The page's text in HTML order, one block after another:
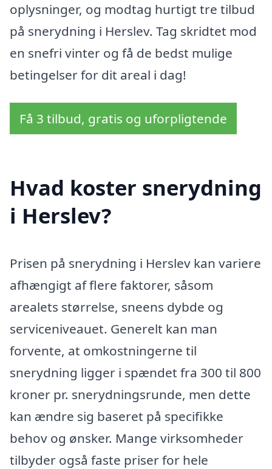
oplysninger, og modtag hurtigt tre tilbud
på snerydning i Herslev. Tag skridtet mod
en snefri vinter og få de bedst mulige
betingelser for dit areal i dag!
Få 3 tilbud, gratis og uforpligtende
Hvad koster snerydning
i Herslev?
Prisen på snerydning i Herslev kan variere
afhængigt af flere faktorer, såsom
arealets størrelse, sneens dybde og
serviceniveauet. Generelt kan man
forvente, at omkostningerne til
snerydning ligger i spændet fra 300 til 800
kroner pr. snerydningsrunde, men dette
kan ændre sig baseret på specifikke
behov og ønsker. Mange virksomheder
tilbyder også faste priser for hele